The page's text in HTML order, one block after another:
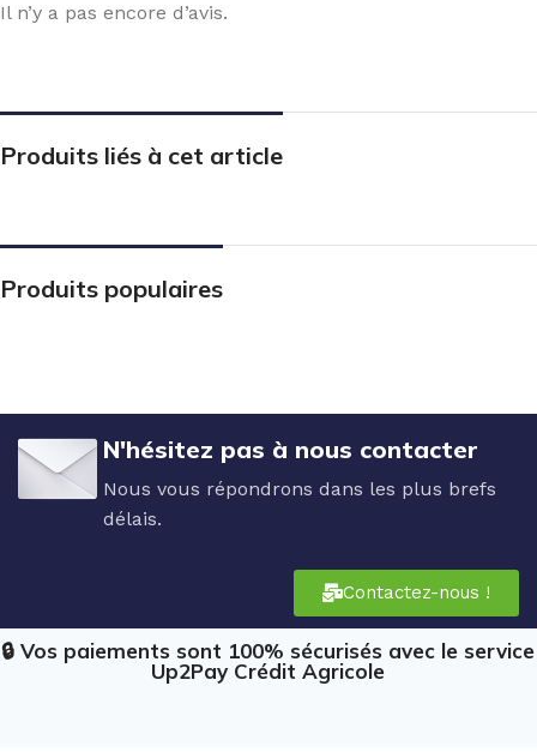
Il n’y a pas encore d’avis.
Produits liés à cet article
Produits populaires
N'hésitez pas à nous contacter
Nous vous répondrons dans les plus brefs
délais.
Contactez-nous !
🔒 Vos paiements sont 100% sécurisés avec le service
Up2Pay Crédit Agricole